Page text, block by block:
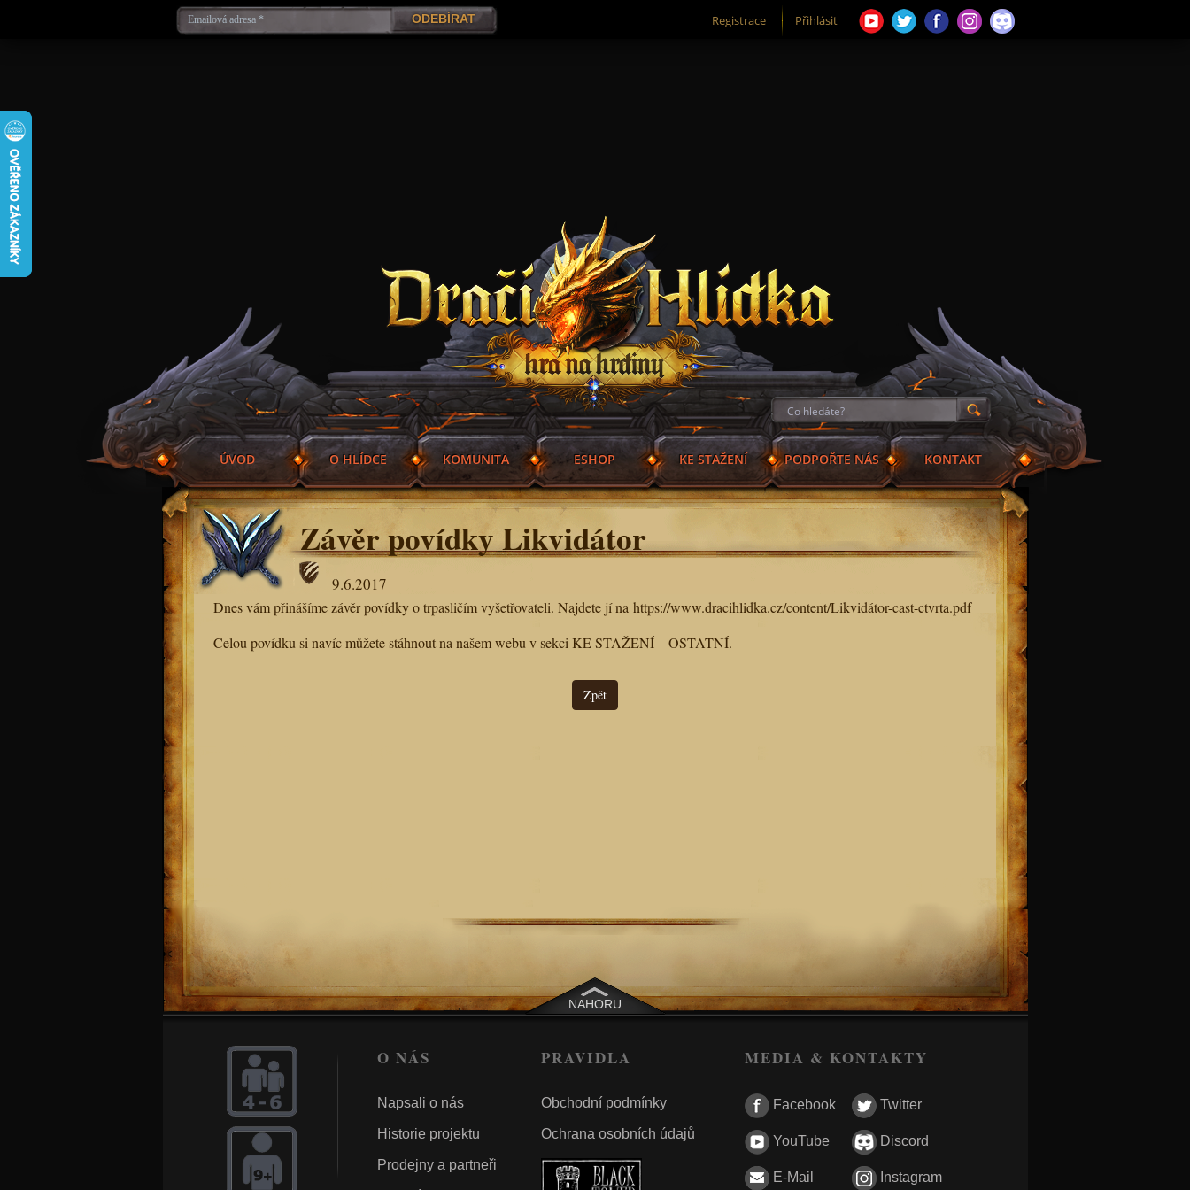
Registrace Přihlásit
ÚVOD O HLÍDCE KOMUNITA ESHOP KE STAŽENÍ PODPOŘTE NÁS KONTAKT
Závěr povídky Likvidátor
9.6.2017
Dnes vám přinášíme závěr povídky o trpasličím vyšetřovateli. Najdete jí na https://www.dracihlidka.cz/content/Likvidátor-cast-ctvrta.pdf
Celou povídku si navíc můžete stáhnout na našem webu v sekci KE STAŽENÍ – OSTATNÍ.
Zpět
NAHORU
O NÁS
Napsali o nás
Historie projektu
Prodejny a partneři
PRAVIDLA
Obchodní podmínky
Ochrana osobních údajů
MEDIA & KONTAKTY
Facebook Twitter
YouTube Discord
E-Mail Instagram